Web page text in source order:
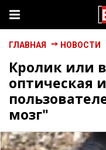
ГЛАВНАЯ НОВОСТИ
Кролик или
оптическая
мозг"